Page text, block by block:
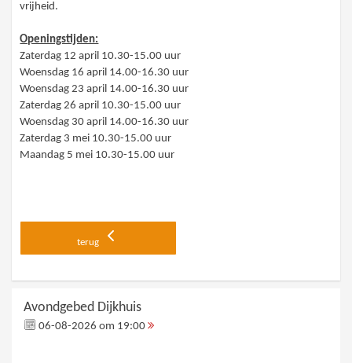
vrijheid.
Openingstijden:
Zaterdag 12 april 10.30-15.00 uur
Woensdag 16 april 14.00-16.30 uur
Woensdag 23 april 14.00-16.30 uur
Zaterdag 26 april 10.30-15.00 uur
Woensdag 30 april 14.00-16.30 uur
Zaterdag 3 mei 10.30-15.00 uur
Maandag 5 mei 10.30-15.00 uur
terug
Avondgebed Dijkhuis
06-08-2026 om 19:00